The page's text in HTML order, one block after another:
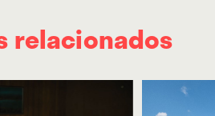
Es la entrada a una movida
cómo le está gustando a
que te da la música.
relacionados